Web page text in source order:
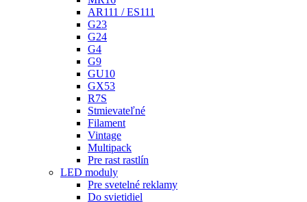
AR111 / ES111
G23
G24
G4
G9
GU10
GX53
R7S
Stmievateľné
Filament
Vintage
Multipack
Pre rast rastlín
LED moduly
Pre svetelné reklamy
Do svietidiel